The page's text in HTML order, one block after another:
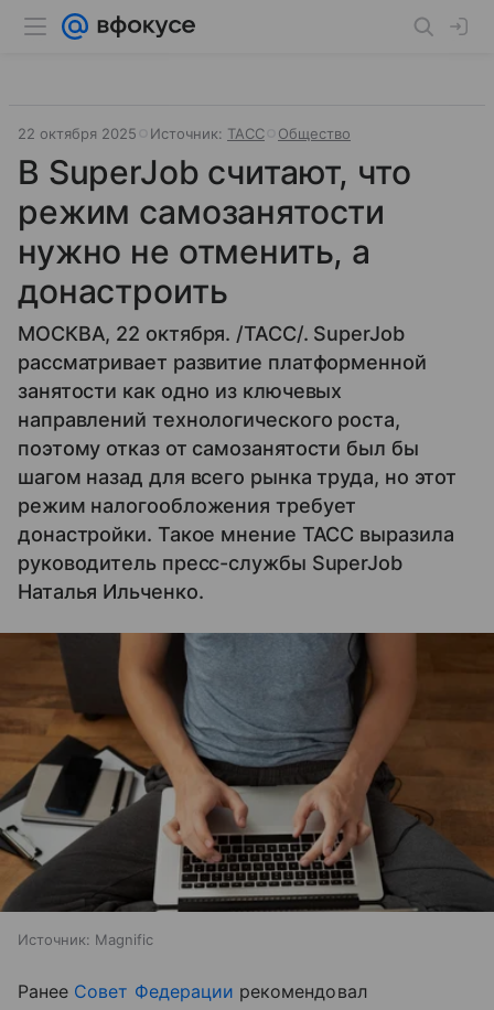
22 октября 2025 Источник: ТАСС Общество
В SuperJob считают, что
режим самозанятости
нужно не отменить, а
донастроить
МОСКВА, 22 октября. /ТАСС/. SuperJob
рассматривает развитие платформенной
занятости как одно из ключевых
направлений технологического роста,
поэтому отказ от самозанятости был бы
шагом назад для всего рынка труда, но этот
режим налогообложения требует
донастройки. Такое мнение ТАСС выразила
руководитель пресс-службы SuperJob
Наталья Ильченко.
Источник: Magnific
Ранее Совет Федерации рекомендовал